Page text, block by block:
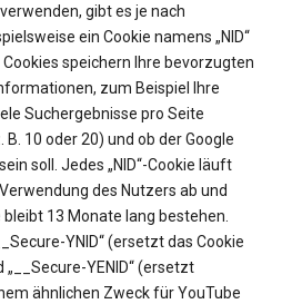
gibt es je nach
ein Cookie namens „NID“
Cookies speichern Ihre bevorzugten
zum Beispiel Ihre
Suchergebnisse pro Seite
10 oder 20) und ob der Google
soll. Jedes „NID“-Cookie läuft
des Nutzers ab und
bleibt 13 Monate lang bestehen.
YNID“ (ersetzt das Cookie
„__Secure-YENID“ (ersetzt
ähnlichen Zweck für YouTube